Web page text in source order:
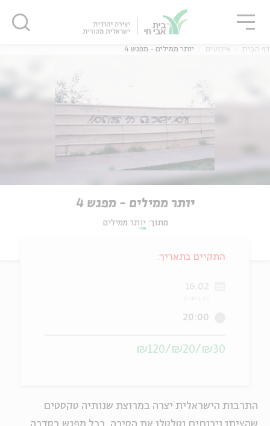
דף הבית אירועים יותר ממילים - מפגש 4
יותר ממילים - מפגש 4
מתוך: יותר ממילים
התרבות הישראלית יצרה במרוצת שנותיה טקסטים
התקיים בתאריך:
16.02
20:00
₪30/₪20/₪120
סגור